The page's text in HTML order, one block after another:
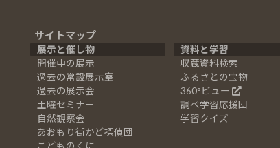
サイトマップ
展示と催し物
開催中の展示
過去の常設展示室
過去の展示会
土曜セミナー
自然観察会
あおもり街かど探偵団
資料と学習
収蔵資料検索
ふるさとの宝物
360°ビュー
調べ学習応援団
学習クイズ